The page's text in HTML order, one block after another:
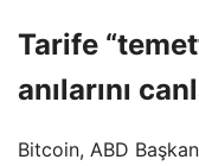
Tarife
anılarını
Bitcoin, ABD